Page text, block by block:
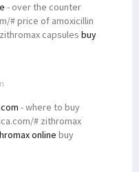
- over the counter
# price of amoxicillin
capsules buy
- where to buy
# zithromax
online buy